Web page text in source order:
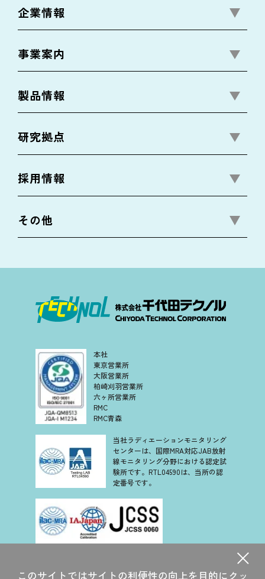
企業情報
事業案内
製品情報
研究拠点
採用情報
その他
本社
東京営業所
大阪営業所
柏崎刈羽営業所
六ヶ所営業所
RMC
RMC青森
当社ラディエーションモニタリング
センターは、国際MRA対応JAB放射
線モニタリング分野における認定試
験所です。RTL04590は、当所の認
定番号です。
定されています。JCSS を運営している認定機関(IAJapan)
このサイトではサイトの利便性の向上を目的にクッ